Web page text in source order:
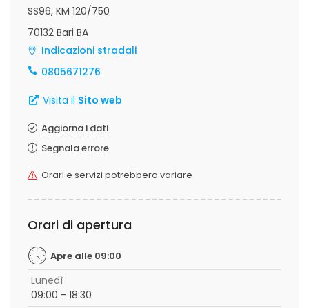
SS96, KM 120/750
70132 Bari BA
Indicazioni stradali
0805671276
Visita il Sito web
Aggiorna i dati
Segnala errore
Orari e servizi potrebbero variare
Orari di apertura
Apre alle 09:00
Lunedì
09:00 - 18:30